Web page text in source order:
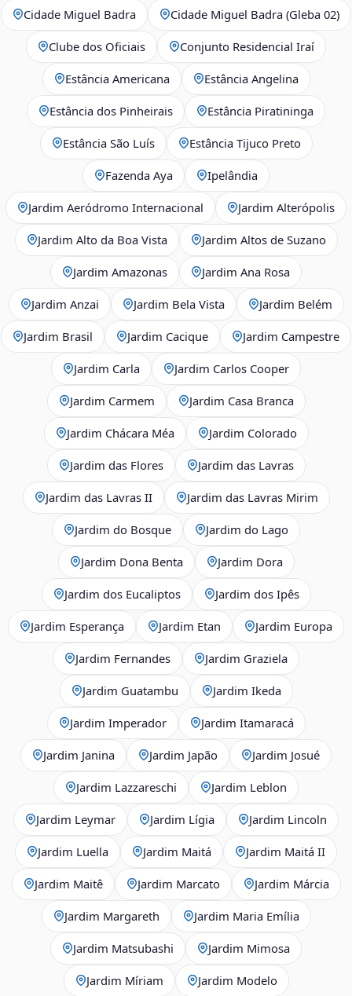
Cidade Miguel Badra Cidade Miguel Badra (Gleba 02)
Clube dos Oficiais Conjunto Residencial Iraí
Estância Americana Estância Angelina
Estância dos Pinheirais Estância Piratininga
Estância São Luís Estância Tijuco Preto
Fazenda Aya Ipelândia
Jardim Aeródromo Internacional Jardim Alterópolis
Jardim Alto da Boa Vista Jardim Altos de Suzano
Jardim Amazonas Jardim Ana Rosa
Jardim Anzai Jardim Bela Vista Jardim Belém
Jardim Brasil Jardim Cacique Jardim Campestre
Jardim Carla Jardim Carlos Cooper
Jardim Carmem Jardim Casa Branca
Jardim Chácara Méa Jardim Colorado
Jardim das Flores Jardim das Lavras
Jardim das Lavras II Jardim das Lavras Mirim
Jardim do Bosque Jardim do Lago
Jardim Dona Benta Jardim Dora
Jardim dos Eucaliptos Jardim dos Ipês
Jardim Esperança Jardim Etan Jardim Europa
Jardim Fernandes Jardim Graziela
Jardim Guatambu Jardim Ikeda
Jardim Imperador Jardim Itamaracá
Jardim Janina Jardim Japão Jardim Josué
Jardim Lazzareschi Jardim Leblon
Jardim Leymar Jardim Lígia Jardim Lincoln
Jardim Luella Jardim Maitá Jardim Maitá II
Jardim Maitê Jardim Marcato Jardim Márcia
Jardim Margareth Jardim Maria Emília
Jardim Matsubashi Jardim Mimosa
Jardim Míriam Jardim Modelo